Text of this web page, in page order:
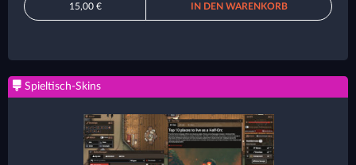
15,00 € IN DEN WARENKORB
Spieltisch-Skins